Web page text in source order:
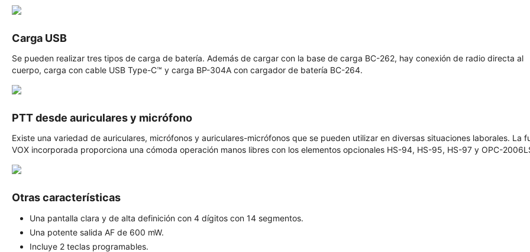
Carga USB
Se pueden realizar tres tipos de carga de batería. Además de cargar con la base de carga BC-262, hay conexión de radio directa al
cuerpo, carga con cable USB Type-C™ y carga BP-304A con cargador de batería BC-264.
PTT desde auriculares y micrófono
Existe una variedad de auriculares, micrófonos y auriculares-micrófonos que se pueden utilizar en diversas situaciones laborales. La
VOX incorporada proporciona una cómoda operación manos libres con los elementos opcionales HS-94, HS-95, HS-97 y OPC-
Otras características
Una pantalla clara y de alta definición con 4 dígitos con 14 segmentos.
Una potente salida AF de 600 mW.
Incluye 2 teclas programables.